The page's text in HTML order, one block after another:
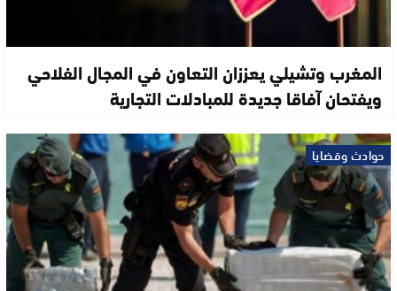
المغرب وتشيلي يعززان التعاون في المجال الفلاحي
ويفتحان آفاقا جديدة للمبادلات التجارية
حوادث وقضايا